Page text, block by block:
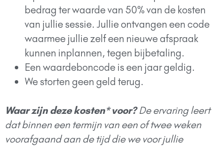
bedrag ter waarde van 50% van de kosten
van jullie sessie. Jullie ontvangen een code
waarmee jullie zelf een nieuwe afspraak
kunnen inplannen, tegen bijbetaling.
Een waardeboncode is een jaar geldig.
We storten geen geld terug.
Waar zijn deze kosten* voor?De ervaring leert
dat binnen een termijn van een of twee weken
voorafgaand aan de tijd die we voor jullie